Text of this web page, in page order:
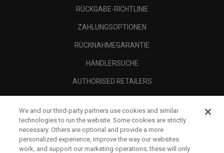
RÜCKGABE-RICHTLINIE
ZAHLUNGSOPTIONEN
RÜCKNAHMEGARANTIE
HÄNDLERSUCHE
AUTHORISED RETAILERS
UNTERNEHMENSPROFIL
RECHTLICHES-
We and our third-party partners use cookies and similar
technologies to run the website. Some cookies are strictly
necessary. Others are optional and provide a more
personalized experience, improve the way our websites
work, and support our marketing operations; these will only